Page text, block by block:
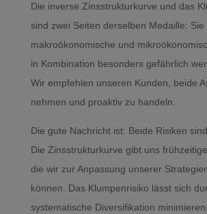
Die inverse Zinsstrukturkurve und das
sind zwei Seiten derselben Medaille:
makroökonomische und
in Kombination besonders gefährlich
Wir empfehlen unseren Kunden, beide
nehmen und proaktiv zu handeln.
Die gute Nachricht ist: Beide Risiken
Die Zinsstrukturkurve gibt uns
die wir zur Anpassung unserer
können. Das Klumpenrisiko lässt sich
systematische Diversifikation